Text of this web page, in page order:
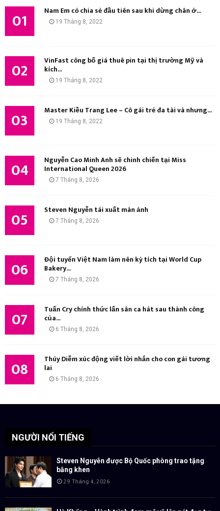
01 Nam Em có chia sẻ đầu tiên sau khi dừng chân ở...
19 Tháng 8, 2022
02 VinFast công bố giá thuê pin tại thị trường Mỹ và
kích...
19 Tháng 8, 2022
03 Master Kiều Trang Lee – Cô gái trẻ đa tài và nhưng...
19 Tháng 8, 2022
04 Nguyễn Cao Minh Anh sẽ chinh chiến tại Miss
International Queen 2026
7 Tháng 8, 2026
05 Steven Nguyễn tái xuất màn ảnh
7 Tháng 8, 2026
06 Đội tuyển Việt Nam làm nên kỳ tích tại World Cup
Bakery...
7 Tháng 8, 2026
07 Tuấn Cry chính thức lấn sân ca hát sau thành công
của...
6 Tháng 8, 2026
08 Thúy Diễm xúc động viết lời nhắn cho con gái tương
lai
6 Tháng 8, 2026
NGƯỜI NỔI TIẾNG
Steven Nguyễn được Bộ Quốc phòng trao tặng
bằng khen
29 Tháng 4, 2026